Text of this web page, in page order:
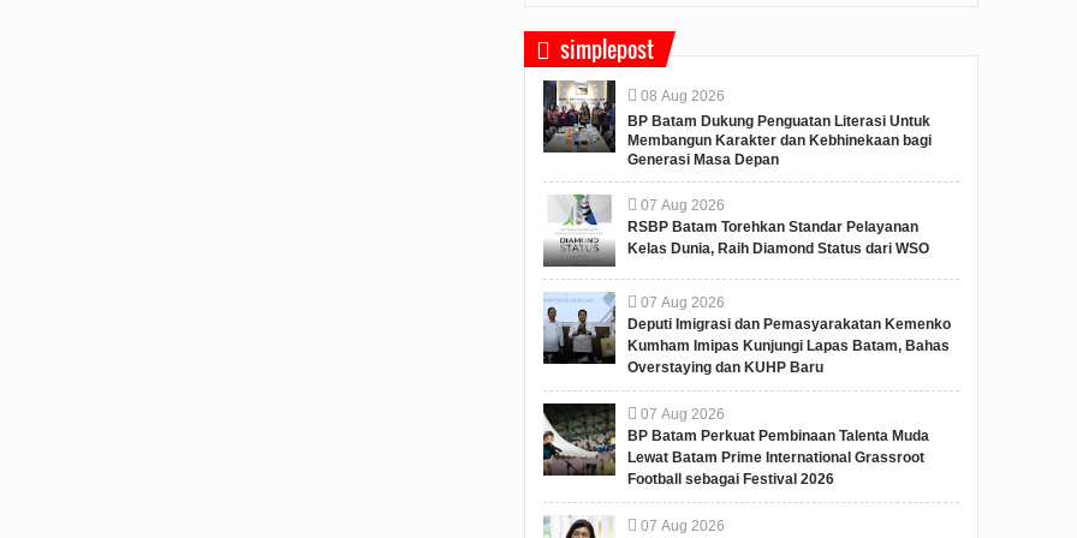
simplepost
08 Aug 2026
BP Batam Dukung Penguatan Literasi Untuk
Membangun Karakter dan Kebhinekaan bagi
Generasi Masa Depan
07 Aug 2026
RSBP Batam Torehkan Standar Pelayanan
Kelas Dunia, Raih Diamond Status dari WSO
07 Aug 2026
Deputi Imigrasi dan Pemasyarakatan Kemenko
Kumham Imipas Kunjungi Lapas Batam, Bahas
Overstaying dan KUHP Baru
07 Aug 2026
BP Batam Perkuat Pembinaan Talenta Muda
Lewat Batam Prime International Grassroot
Football sebagai Festival 2026
07 Aug 2026